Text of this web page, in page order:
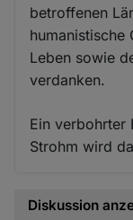
betroffenen
humanistische
Leben sowie
verdanken.
Ein verbohrter
Strohm wird
Diskussion